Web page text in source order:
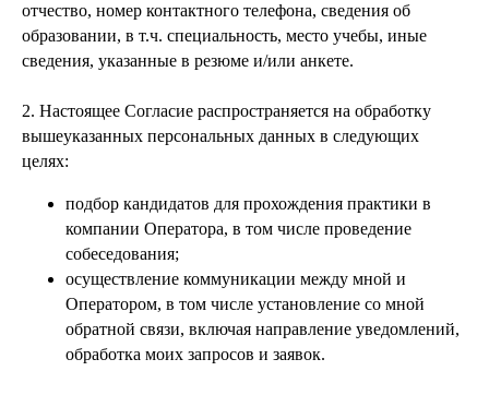
отчество, номер контактного телефона, сведения об
образовании, в т.ч. специальность, место учебы, иные
сведения, указанные в резюме и/или анкете.
2. Настоящее Согласие распространяется на обработку
вышеуказанных персональных данных в следующих
целях:
подбор кандидатов для прохождения практики в
компании Оператора, в том числе проведение
собеседования;
осуществление коммуникации между мной и
Оператором, в том числе установление со мной
обратной связи, включая направление уведомлений,
обработка моих запросов и заявок.